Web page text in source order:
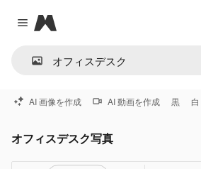
Close menu
Magnific
AI 画像を作成 AI 動画を作成 黒 白
オフィスデスク写真